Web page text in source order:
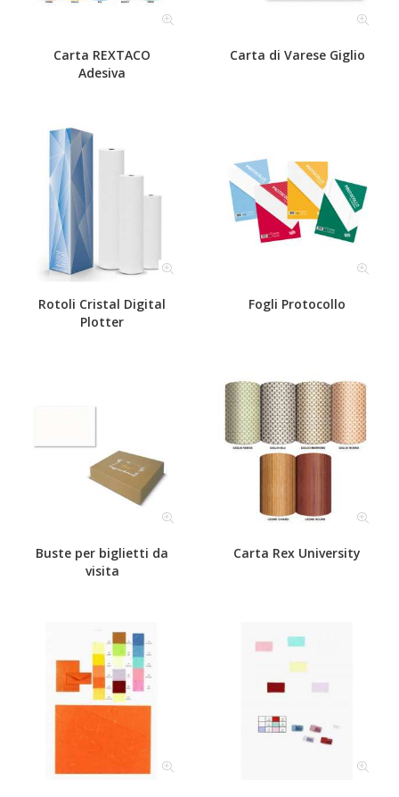
Carta REXTACO
Adesiva
Carta di Varese Giglio
Rotoli Cristal Digital
Plotter
Fogli Protocollo
Buste per biglietti da
visita
Carta Rex University